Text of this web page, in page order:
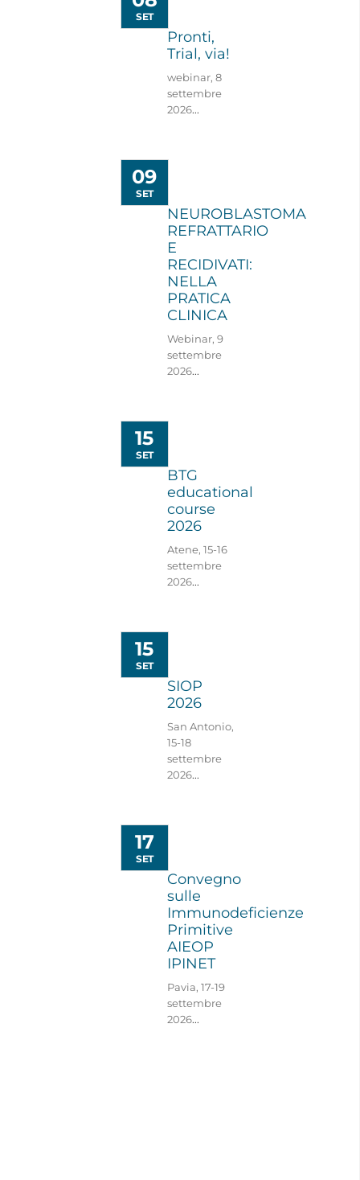
SET
Pronti,
Trial, via!
webinar, 8
settembre
2026...
09
SET
NEUROBLASTOMA
REFRATTARIO
E
RECIDIVATI:
NELLA
PRATICA
CLINICA
Webinar, 9
settembre
2026...
15
SET
BTG
educational
course
2026
Atene, 15-16
settembre
2026...
15
SET
SIOP
2026
San Antonio,
15-18
settembre
2026...
17
SET
Convegno
sulle
Immunodeficienze
Primitive
AIEOP
IPINET
Pavia, 17-19
settembre
2026...